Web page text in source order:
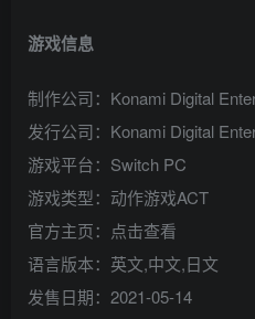
游戏信息
制作公司：Konami Digital
发行公司：Konami Digital
游戏平台：Switch PC
游戏类型：动作游戏ACT
官方主页：点击查看
语言版本：英文,中文,日文
发售日期：2021-05-14